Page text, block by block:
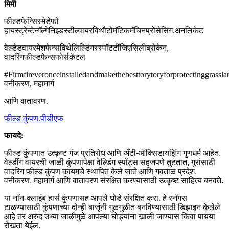
मिमी
फील्डफेन्सिस्मेडेफो
हायस्ट्रेन्टेन्गॅल्गेनिझ्डस्टील्वायरविथौटोमॅटिकमॅचिनप्रोसेसिंग.अनलिकेट
वेल्डेडवायरमेशफेन्सविथेलिल्डिंगस्स्पॉटटींजिएसिलीब्रोकेन,
वादरिंगफील्डफेन्सफोर्सकॅटल
वनीकरण, महामार्ग
आणि वातावरण.
फील्ड कुंपण.पीडीएफ
फायदे:
फील्ड कुंपणात उत्कृष्ट गंज प्रतिरोध आणि अँटी-ऑक्सिडायझिंग गुणधर्म आहेत.
वेल्डींग वायरची जाळी कुंपणापेक्षा वेल्डिंग स्पॉट्स सहजपणे तुटतात, गुरांसाठी
वादरिंग फील्ड कुंपण कायमचे स्थापित केले जाते आणि गवताळ प्रदेश,
वनीकरण, महामार्ग आणि वातावरण संरक्षित करण्यासाठी उत्कृष्ट साहित्य बनवते.
या नॉन-क्लाइंब हार्स कुंपणासह आपले घोडे संरक्षित करा. हे स्नॅगस
टाळण्यासाठी कुंपणाच्या दोन्ही बाजूंनी गुळगुळीत बनविण्यासाठी डिझाइन केलेले
आहे तर अरुंद उभ्या जाळीमुळे आपल्या घोड्यांना खाली जाण्यास किंवा पायर्‍या
रोखता येईल.